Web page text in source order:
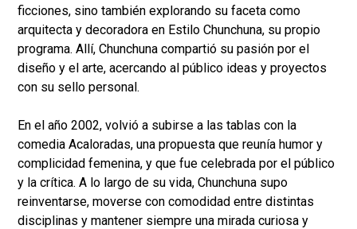
ficciones, sino también explorando su faceta como
arquitecta y decoradora en Estilo Chunchuna, su propio
programa. Allí, Chunchuna compartió su pasión por el
diseño y el arte, acercando al público ideas y proyectos
con su sello personal.
En el año 2002, volvió a subirse a las tablas con la
comedia Acaloradas, una propuesta que reunía humor y
complicidad femenina, y que fue celebrada por el público
y la crítica. A lo largo de su vida, Chunchuna supo
reinventarse, moverse con comodidad entre distintas
disciplinas y mantener siempre una mirada curiosa y